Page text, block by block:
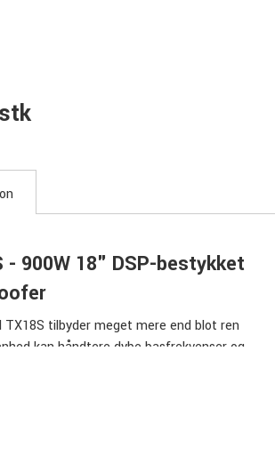
- 900W 18" DSP-bestykket
tilbyder meget mere end blot ren
kan håndtere dybe basfrekvenser og
ethvert stort spillested, natklub, kirke
uhørt klarhed og nuancer. DJ's og
er ikke kun optimeret til at være